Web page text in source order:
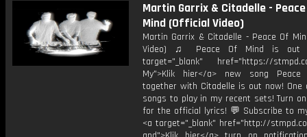
Martin Garrix & Citadelle -
Mind (Official Video)
Martin Garrix & Citadelle - Peace Of
Video) ♫ Peace Of Mind is out
target="_blank" href="https://
My">Klik hier</a> new song
together with Citadelle is out now! One
songs to play in my recent sets! Turn
for the official lyrics! 💬 Subscribe to
<a target="_blank" href="http://stmpd.co/